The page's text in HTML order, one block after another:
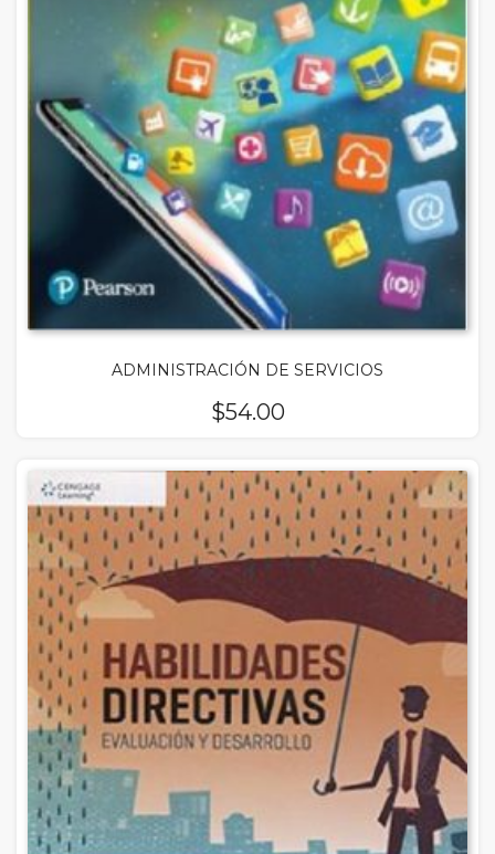
ADMINISTRACIÓN DE SERVICIOS
$54.00